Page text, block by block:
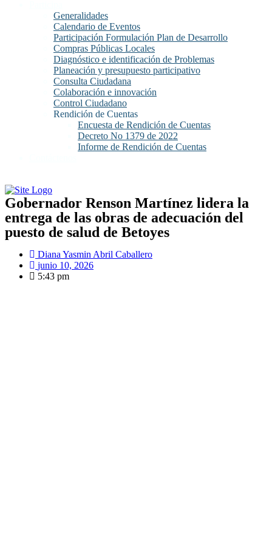
Generalidades
Calendario de Eventos
Participación Formulación Plan de Desarrollo
Compras Públicas Locales
Diagnóstico e identificación de Problemas
Planeación y presupuesto participativo
Consulta Ciudadana
Colaboración e innovación
Control Ciudadano
Rendición de Cuentas
Encuesta de Rendición de Cuentas
Decreto No 1379 de 2022
Informe de Rendición de Cuentas
Gobernador Renson Martínez lidera la
entrega de las obras de adecuación del
puesto de salud de Betoyes
Diana Yasmin Abril Caballero
junio 10, 2026
5:43 pm